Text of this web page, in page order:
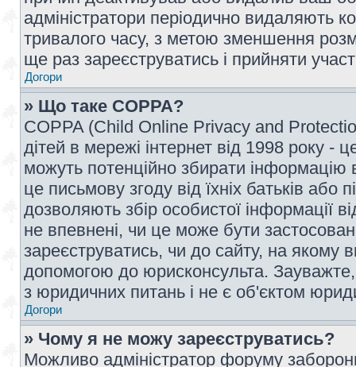
адміністратори періодично видаляють
тривалого часу, з метою зменшення
ще раз зареєструватись і прийняти
Догори
» Що таке COPPA?
COPPA (Child Online Privacy and
дітей в мережі інтернет від 1998 року -
можуть потенційно збирати інформацію
це письмову згоду від їхніх батьків або
дозволяють збір особистої інформації
не впевнені, чи це може бути
зареєструватись, чи до сайту, на якому
допомогою до юрисконсульта.
з юридичних питань і не є об'єктом
Догори
» Чому я не можу зареєструватись?
Можливо адміністратор форуму